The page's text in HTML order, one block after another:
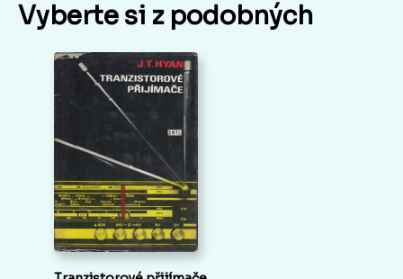
Vyberte si z podobných